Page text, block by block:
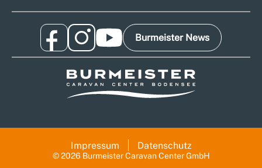
Burmeister News
© 2026 Burmeister Caravan Center GmbH
Impressum Datenschutz